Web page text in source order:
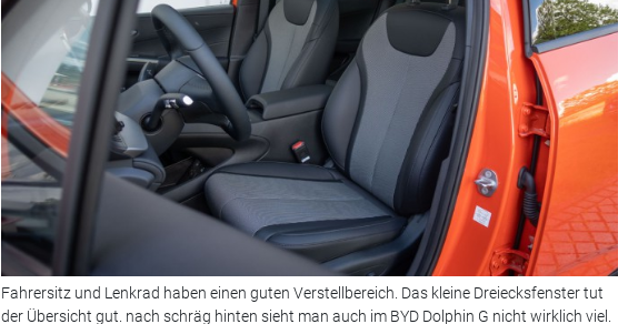
Fahrersitz und Lenkrad haben einen guten Verstellbereich. Das kleine Dreiecksfenster tut
der Übersicht gut. nach schräg hinten sieht man auch im BYD Dolphin G nicht wirklich viel.